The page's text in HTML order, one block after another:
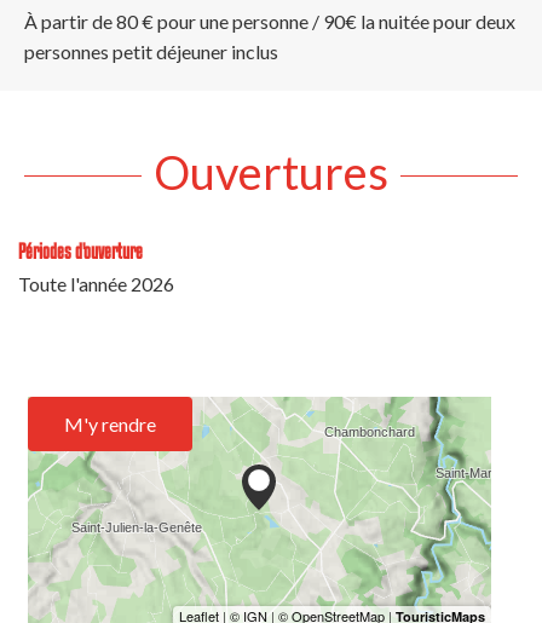
À partir de 80 € pour une personne / 90€ la nuitée pour deux
personnes petit déjeuner inclus
Ouvertures
Périodes d'ouverture
Toute l'année 2026
M'y rendre